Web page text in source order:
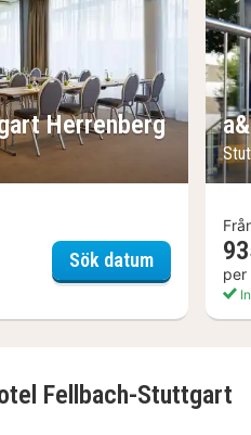
Herrenberg
Sök datumSunday
per
Fellbach-Stuttgart